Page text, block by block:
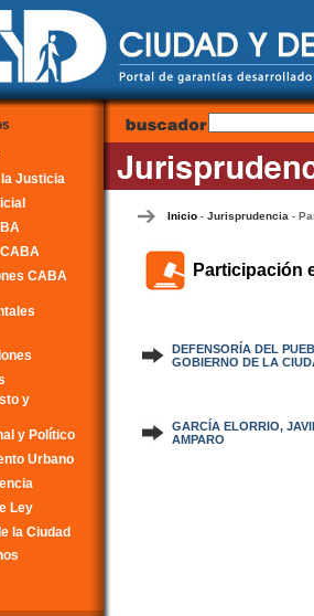
Justicia
CABA
y
y Político
Urbano
Ley
la Ciudad
Inicio - Jurisprudencia -
Participación
DEFENSORÍA DEL
GOBIERNO DE LA
GARCÍA ELORRIO,
AMPARO